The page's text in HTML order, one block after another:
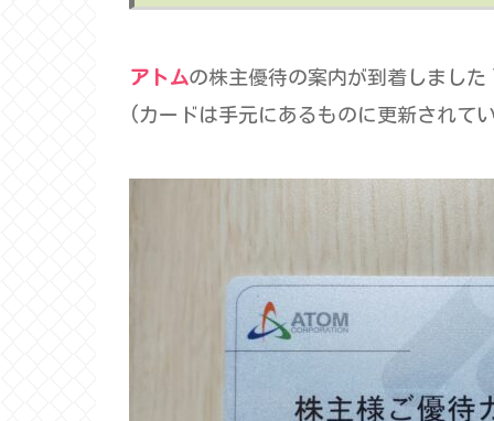
アトムの株主優待の案内が到着しました
(カードは手元にあるものに更新されて